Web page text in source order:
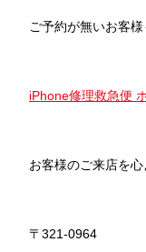
ご予約が無いお客
iPhone修理救急便
お客様のご来店を心
〒321-0964